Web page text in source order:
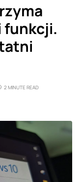
funkcji.
2 MINUTE READ